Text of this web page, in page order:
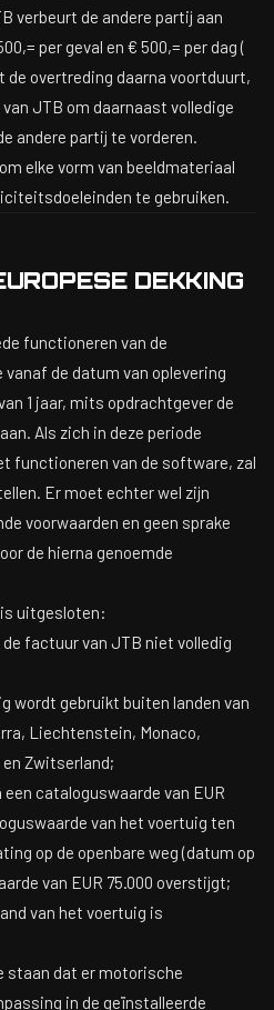
verbeurt de andere partij aan
per geval en € 500,= per dag (
de overtreding daarna voortduurt,
JTB om daarnaast volledige
andere partij te vorderen.
elke vorm van beeldmateriaal
te gebruiken.
DEKKING
functioneren van de
de datum van oplevering
1 jaar, mits opdrachtgever de
Als zich in deze periode
functioneren van de software, zal
Er moet echter wel zijn
voorwaarden en geen sprake
de hierna genoemde
uitgesloten:
factuur van JTB niet volledig
wordt gebruikt buiten landen van
Liechtenstein, Monaco,
en Zwitserland;
een cataloguswaarde van EUR
van het voertuig ten
op de openbare weg (datum op
van EUR 75.000 overstijgt;
van het voertuig is
staan dat er motorische
in de geïnstalleerde